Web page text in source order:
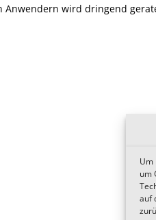
Um
um
auf
wird dringend